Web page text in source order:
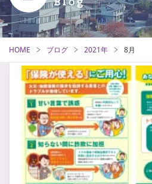
HOME ブログ 2021年 8月